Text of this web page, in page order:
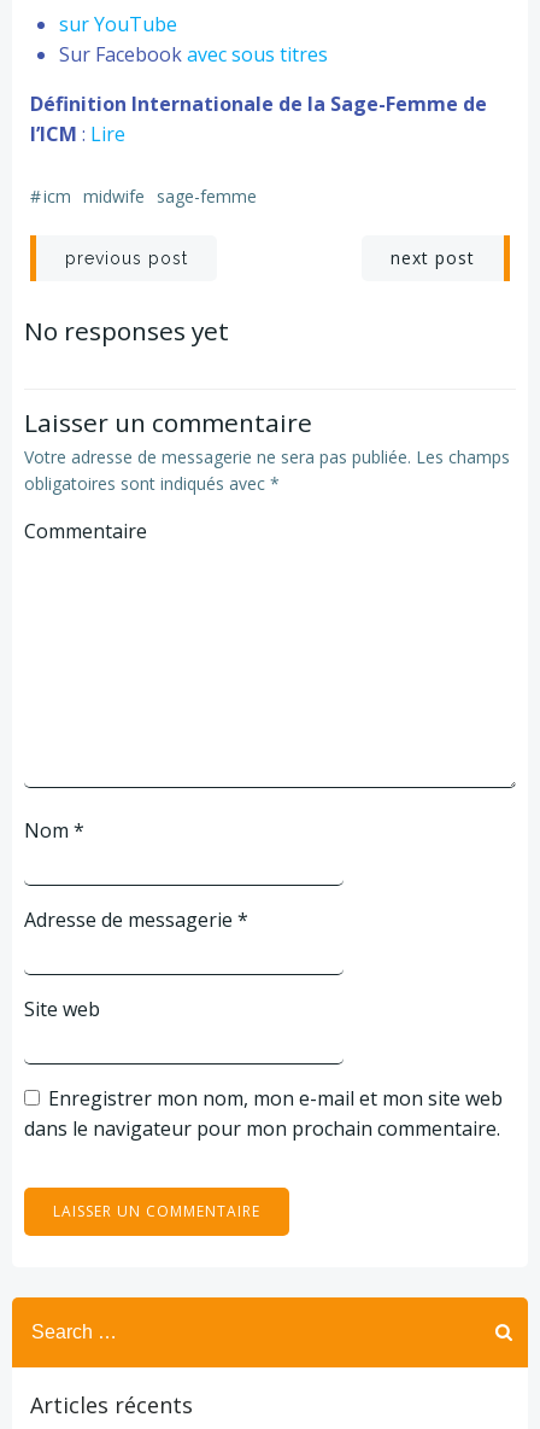
sur YouTube
Sur Facebookavec sous titres
Définition Internationale de la Sage-Femme de
l’ICM : Lire
#icm midwife sage-femme
Navigation
de
previous post
Navigation
next post
No responses yet
Laisser un commentaire
Votre adresse de messagerie ne sera pas publiée. Les champs
obligatoires sont indiqués avec *
Commentaire
Nom *
Adresse de messagerie *
Site web
Enregistrer mon nom, mon e-mail et mon site web
dans le navigateur pour mon prochain commentaire.
Search
for:
Articles récents